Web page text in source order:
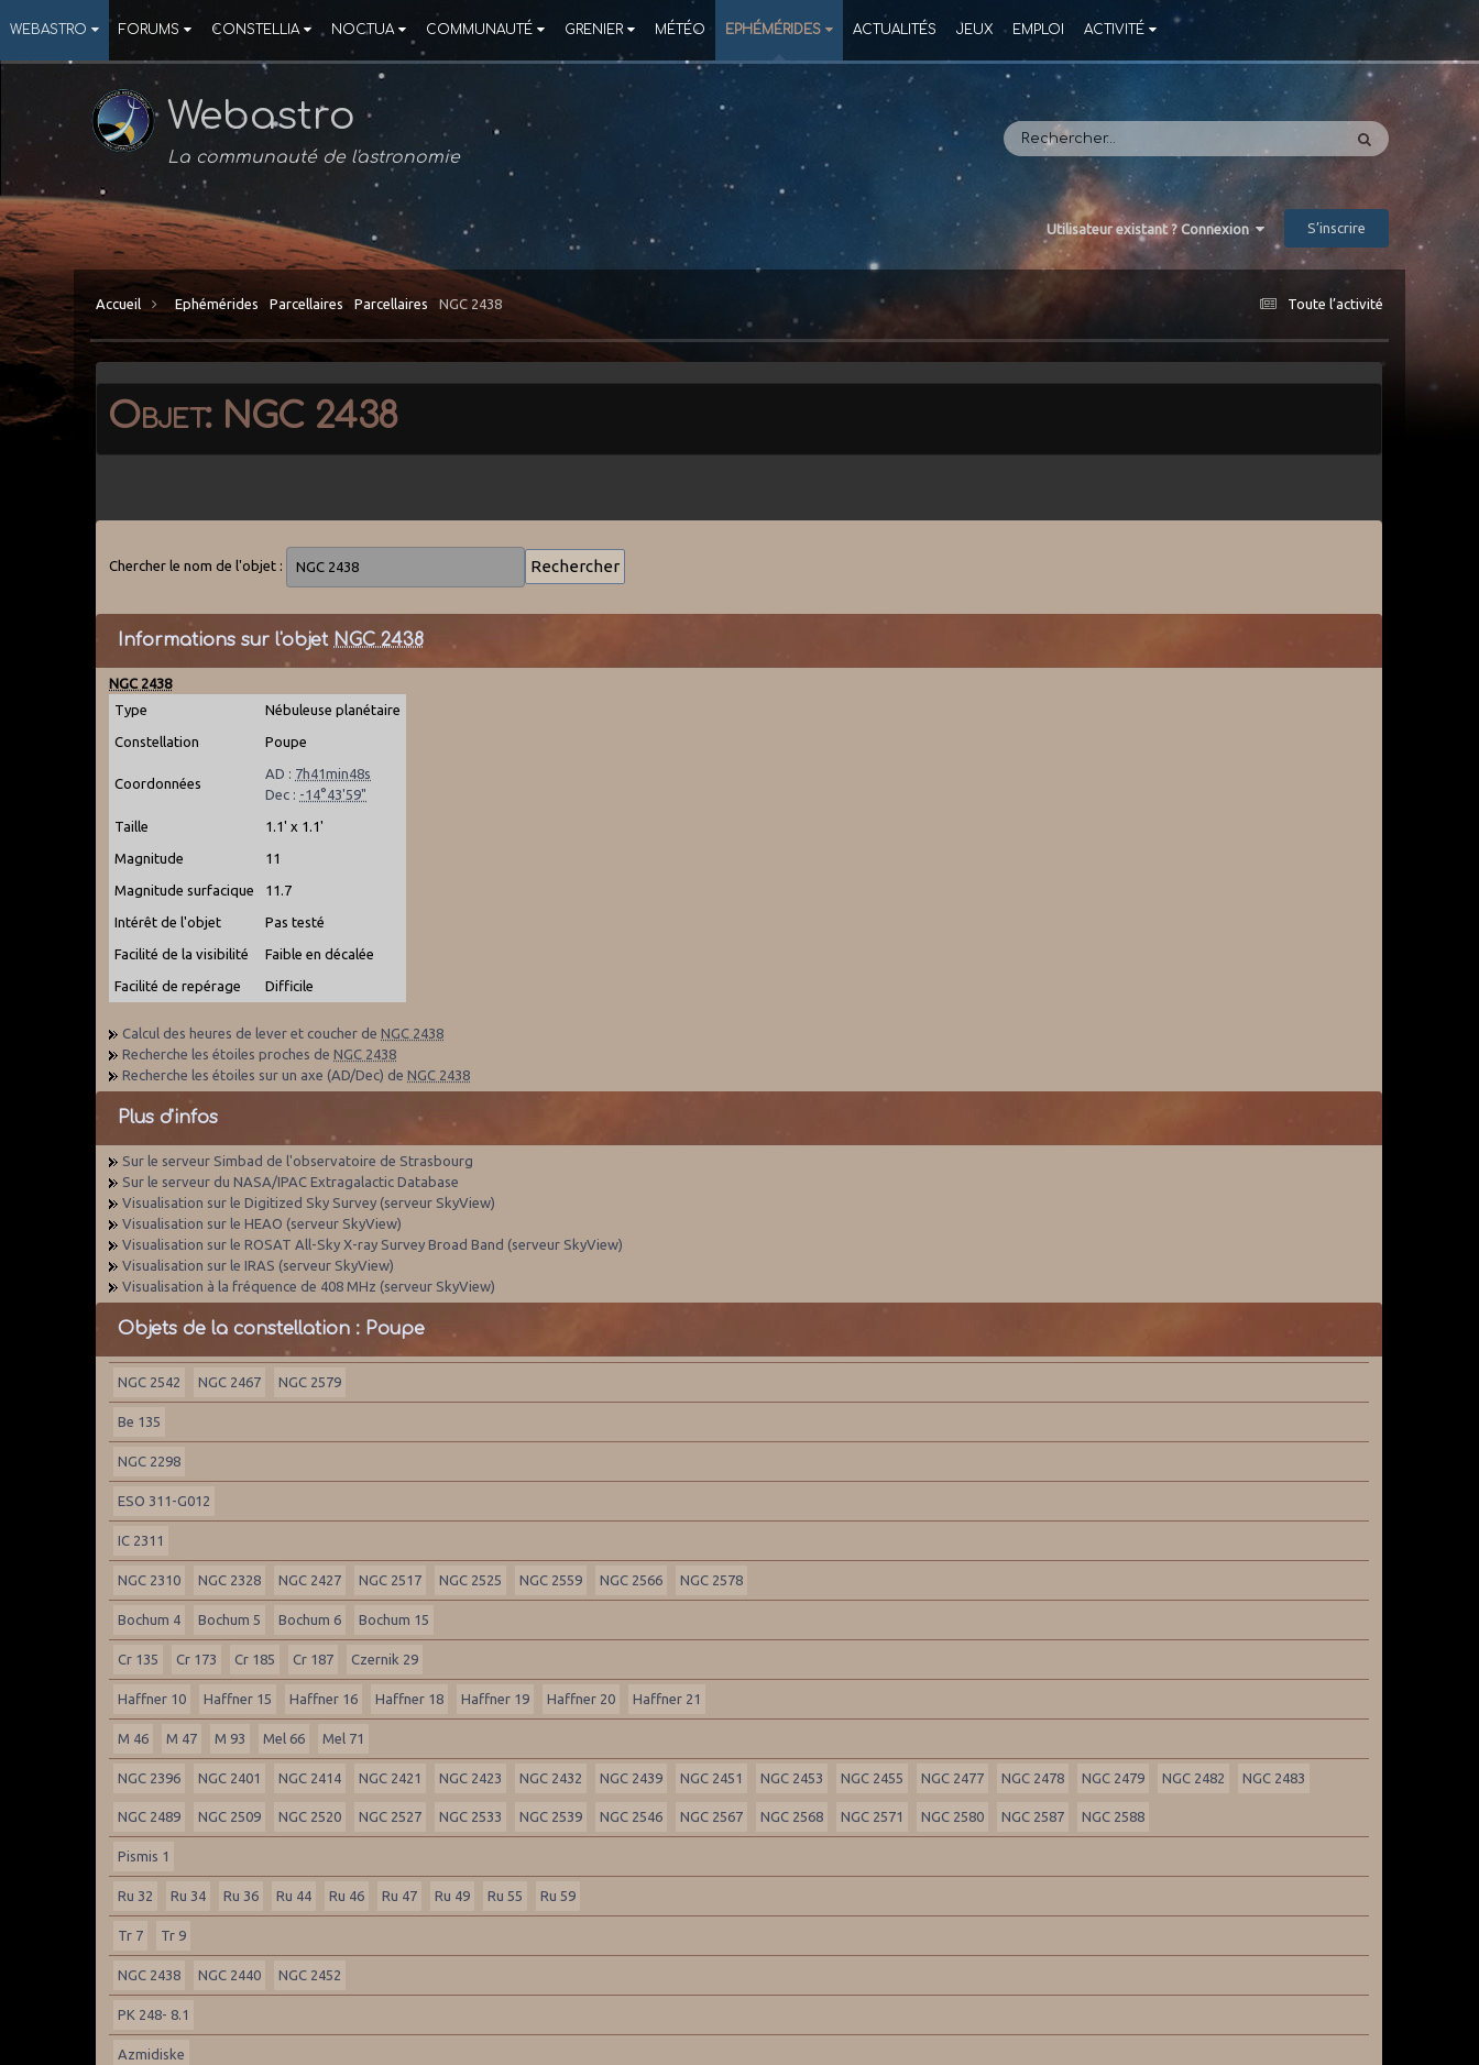
WEBASTRO FORUMS CONSTELLIA NOCTUA COMMUNAUTÉ GRENIER MÉTÉO EPHÉMÉRIDES ACTUALITÉS JEUX EMPLOI ACTIVITÉ
Webastro
La communauté de l'astronomie
Utilisateur existant ? Connexion S’inscrire
Toute l’activité
Accueil Ephémérides Parcellaires Parcellaires NGC 2438
Objet: NGC 2438
Chercher le nom de l'objet :
Informations sur l'objet NGC 2438
NGC 2438
Type
Nébuleuse planétaire
Constellation Poupe
Coordonnées
AD : 7h41min48s
Dec : -14°43'59"
Taille 1.1' x 1.1'
Magnitude 11
Magnitude surfacique 11.7
Intérêt de l'objet Pas testé
Facilité de la visibilité Faible en décalée
Facilité de repérage Difficile
Calcul des heures de lever et coucher deNGC 2438
Recherche les étoiles proches deNGC 2438
Recherche les étoiles sur un axe (AD/Dec) deNGC 2438
Plus d'infos
Sur le serveur Simbad de l'observatoire de Strasbourg
Sur le serveur du NASA/IPAC Extragalactic Database
Visualisation sur le Digitized Sky Survey (serveur SkyView)
Visualisation sur le HEAO (serveur SkyView)
Visualisation sur le ROSAT All-Sky X-ray Survey Broad Band (serveur SkyView)
Visualisation sur le IRAS (serveur SkyView)
Visualisation à la fréquence de 408 MHz (serveur SkyView)
Objets de la constellation : Poupe
NGC 2542 NGC 2467 NGC 2579
Be 135
NGC 2298
ESO 311-G012
IC 2311
NGC 2310 NGC 2328 NGC 2427 NGC 2517 NGC 2525 NGC 2559 NGC 2566 NGC 2578
Bochum 4 Bochum 5 Bochum 6 Bochum 15
Cr 135 Cr 173 Cr 185 Cr 187 Czernik 29
Haffner 10 Haffner 15 Haffner 16 Haffner 18 Haffner 19 Haffner 20 Haffner 21
M 46 M 47 M 93 Mel 66 Mel 71
NGC 2396 NGC 2401 NGC 2414 NGC 2421 NGC 2423 NGC 2432 NGC 2439 NGC 2451 NGC 2453 NGC 2455 NGC 2477 NGC 2478 NGC 2479 NGC 2482 NGC 2483
NGC 2489 NGC 2509 NGC 2520 NGC 2527 NGC 2533 NGC 2539 NGC 2546 NGC 2567 NGC 2568 NGC 2571 NGC 2580 NGC 2587 NGC 2588
Pismis 1
Ru 32 Ru 34 Ru 36 Ru 44 Ru 46 Ru 47 Ru 49 Ru 55 Ru 59
Tr 7 Tr 9
NGC 2438 NGC 2440 NGC 2452
PK 248- 8.1
Azmidiske